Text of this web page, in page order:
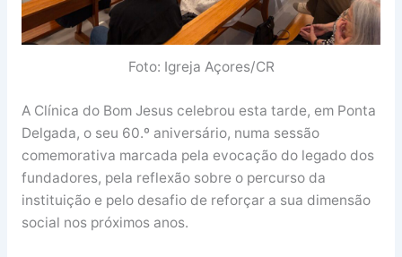
Foto: Igreja Açores/CR
A Clínica do Bom Jesus celebrou esta tarde, em Ponta
Delgada, o seu 60.º aniversário, numa sessão
comemorativa marcada pela evocação do legado dos
fundadores, pela reflexão sobre o percurso da
instituição e pelo desafio de reforçar a sua dimensão
social nos próximos anos.